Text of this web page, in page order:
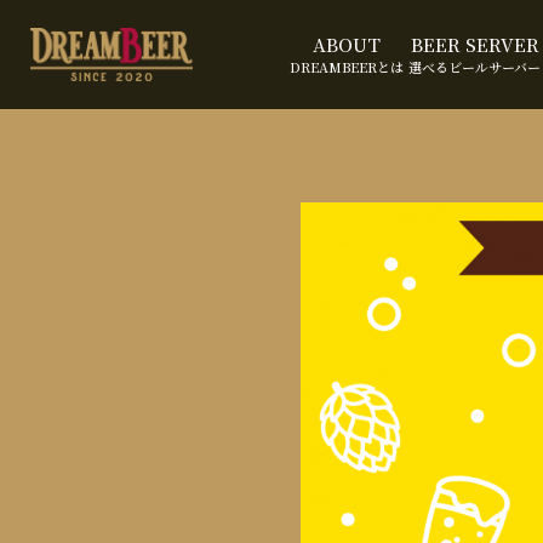
ABOUT
DREAMBEERとは
BEER SERVER
選べるビールサーバー